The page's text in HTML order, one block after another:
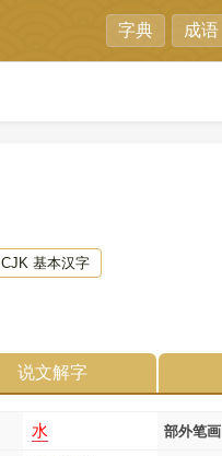
字典 成语
CJK 基本汉字
说文解字
水 部外笔画